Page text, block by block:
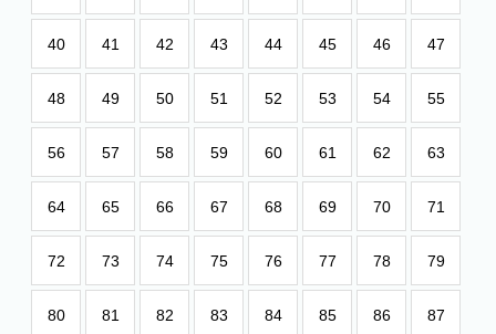
40 41 42 43 44 45 46 47
48 49 50 51 52 53 54 55
56 57 58 59 60 61 62 63
64 65 66 67 68 69 70 71
72 73 74 75 76 77 78 79
80 81 82 83 84 85 86 87